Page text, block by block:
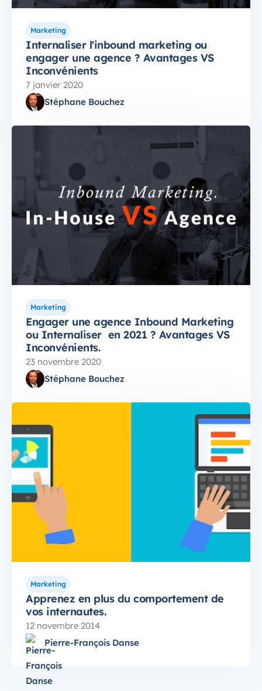
Marketing
Internaliser l'inbound marketing ou
engager une agence ? Avantages VS
Inconvénients
7 janvier 2020
Stéphane Bouchez
Marketing
Engager une agence Inbound Marketing
ou Internaliser en 2021 ? Avantages VS
Inconvénients.
23 novembre 2020
Stéphane Bouchez
Marketing
Apprenez en plus du comportement de
vos internautes.
12 novembre 2014
Pierre-François Danse